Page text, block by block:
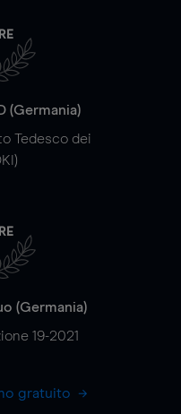
(Germania)
Tedesco dei
(Germania)
19-2021
gratuito